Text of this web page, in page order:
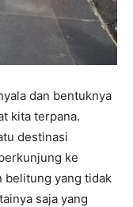
dan bentuknya
kita terpana.
destinasi
ke
belitung yang tidak
saja yang